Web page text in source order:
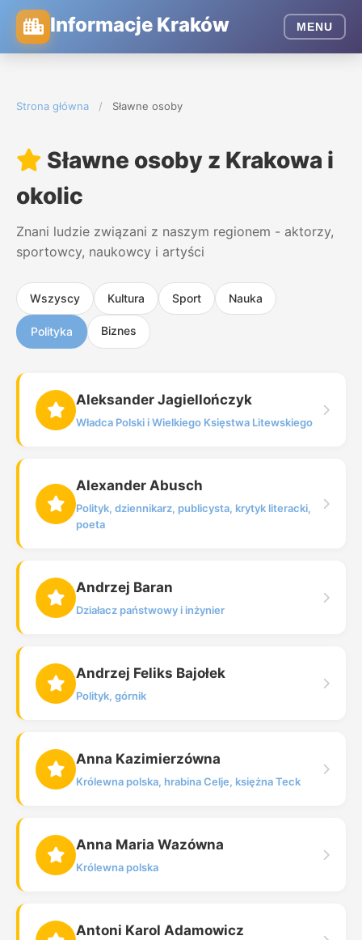
Informacje Kraków MENU
Strona główna / Sławne osoby
Sławne osoby z Krakowa i
okolic
Znani ludzie związani z naszym regionem - aktorzy,
sportowcy, naukowcy i artyści
Wszyscy Kultura Sport Nauka
Polityka Biznes
Aleksander Jagiellończyk
Władca Polski i Wielkiego Księstwa Litewskiego
Alexander Abusch
Polityk, dziennikarz, publicysta, krytyk literacki,
poeta
Andrzej Baran
Działacz państwowy i inżynier
Andrzej Feliks Bajołek
Polityk, górnik
Anna Kazimierzówna
Królewna polska, hrabina Celje, księżna Teck
Anna Maria Wazówna
Królewna polska
Antoni Karol Adamowicz